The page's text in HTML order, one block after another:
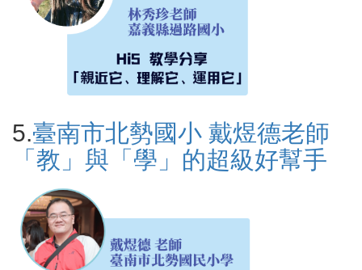
5.臺南市北勢國小 戴煜德老師
「教」與「學」的超級好幫手